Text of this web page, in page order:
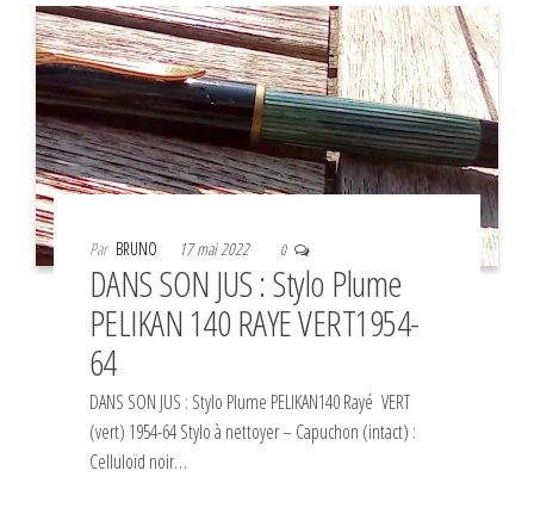
Par BRUNO 17 mai 2022 0
DANS SON JUS : Stylo Plume
PELIKAN 140 RAYE VERT1954-
64
DANS SON JUS : Stylo Plume PELIKAN140 Rayé VERT
(vert) 1954-64 Stylo à nettoyer – Capuchon (intact) :
Celluloïd noir…